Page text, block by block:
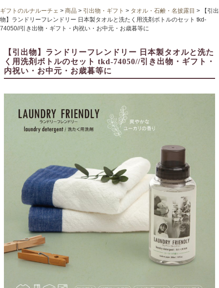
プチギフト
子育て卒業証書
ペーパーアイテム
引出物ギフト
カタログギフト
ブライダルバッグ
演出用品
内祝い 出産祝い
ギフトのルナルーチェ > 商品 > 引出物・ギフト > タオル・石鹸・名披露目 >
【引出
物】ランドリーフレンドリー 日本製タオルと洗たく用洗剤ボトルのセット tkd-
74050//引き出物・ギフト・内祝い・お中元・お歳暮等に
【引出物】ランドリーフレンドリー 日本製タオルと洗た
く用洗剤ボトルのセット tkd-74050//引き出物・ギフト・
内祝い・お中元・お歳暮等に